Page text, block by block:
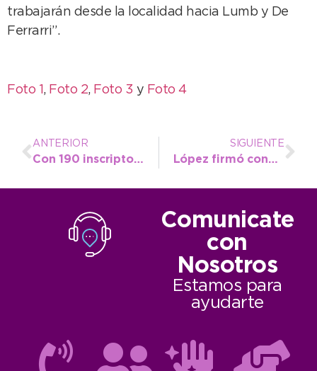
trabajarán desde la localidad hacia Lumb y De
Ferrarri”.
Foto 1 , Foto 2, Foto 3 y Foto 4
ANTERIOR
Con 190 inscriptos, arrancó la 16º edición del Curso de Manipulación de Alimentos
SIGUIENTE
López firmó convenio en provincia para cinco obras en el Distrito
Comunicate
con
Nosotros
Estamos para
ayudarte